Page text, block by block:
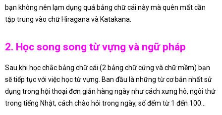
bạn không nên lạm dụng quá bảng chữ cái này mà quên mất cần
tập trung vào chữ Hiragana và Katakana.
2. Học song song từ vựng và ngữ pháp
Sau khi học chắc bảng chữ cái (2 bảng chữ cứng và chữ mềm) bạn
sẽ tiếp tục với việc học từ vựng. Ban đầu là những từ cơ bản nhất sử
dụng trong hội thoại đơn giản hàng ngày như cách xưng hô, ngôi thứ
trong tiếng Nhật, cách chào hỏi trong ngày, số đếm từ 1 đến 100…